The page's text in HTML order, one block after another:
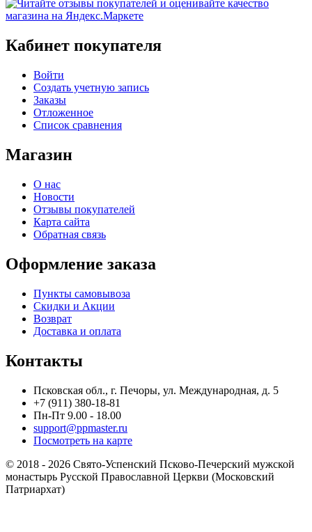
Кабинет покупателя
Войти
Создать учетную запись
Заказы
Отложенное
Список сравнения
Магазин
О нас
Новости
Отзывы покупателей
Карта сайта
Обратная связь
Оформление заказа
Пункты самовывоза
Скидки и Акции
Возврат
Доставка и оплата
Контакты
Псковская обл., г. Печоры, ул. Международная, д. 5
+7 (911) 380-18-81
Пн-Пт 9.00 - 18.00
support@ppmaster.ru
Посмотреть на карте
© 2018 - 2026 Свято-Успенский Псково-Печерский мужской
монастырь Русской Православной Церкви (Московский
Патриархат)